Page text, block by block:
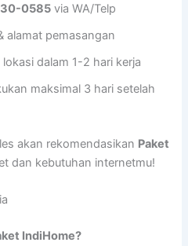
0585 via WA/Telp
alamat pemasangan
dalam 1-2 hari kerja
maksimal 3 hari setelah
akan rekomendasikan Paket
dan kebutuhan internetmu!
IndiHome?